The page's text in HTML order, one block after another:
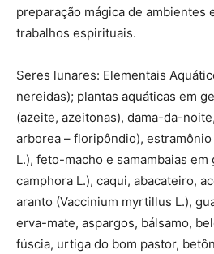
preparação mágica de ambientes
trabalhos espirituais.
Seres lunares: Elementais
nereidas); plantas aquáticas em
(azeite, azeitonas), dama-da-
arborea – floripôndio),
L.), feto-macho e samambaias
camphora L.), caqui, abacateiro,
aranto (Vaccinium myrtillus L.),
erva-mate, aspargos, bálsamo,
fúscia, urtiga do bom pastor,